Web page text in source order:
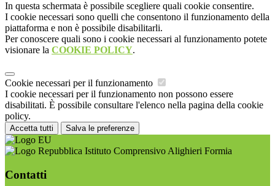
In questa schermata è possibile scegliere quali cookie consentire.
I cookie necessari sono quelli che consentono il funzionamento della
piattaforma e non è possibile disabilitarli.
Per conoscere quali sono i cookie necessari al funzionamento potete
visionare la COOKIE POLICY.
Cookie necessari per il funzionamento
I cookie necessari per il funzionamento non possono essere
disabilitati. È possibile consultare l'elenco nella pagina della cookie
policy.
Accetta tutti Salva le preferenze
Istituto Comprensivo Alighieri Formia
Contatti